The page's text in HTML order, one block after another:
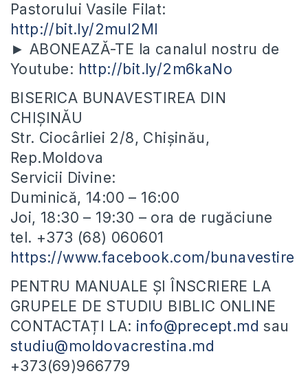
Pastorului Vasile Filat:
http://bit.ly/2mul2Ml
► ABONEAZĂ-TE la canalul nostru de
Youtube: http://bit.ly/2m6kaNo
BISERICA BUNAVESTIREA DIN
CHIȘINĂU
Str. Ciocârliei 2/8, Chișinău,
Rep.Moldova
Servicii Divine:
Duminică, 14:00 – 16:00
Joi, 18:30 – 19:30 – ora de rugăciune
tel. +373 (68) 060601
https://www.facebook.com/bunavestire
PENTRU MANUALE ȘI ÎNSCRIERE LA
GRUPELE DE STUDIU BIBLIC ONLINE
CONTACTAȚI LA: info@precept.md sau
studiu@moldovacrestina.md
+373(69)966779